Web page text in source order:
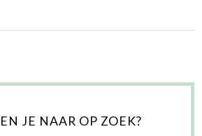
JE NAAR OP ZOEK?